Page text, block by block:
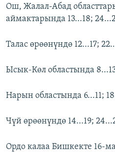
Ош, Жалал-Абад
аймактарында 13...18;
Талас өрөөнүндө 12...17;
Ысык-Көл областында
Нарын областында 6...11;
Чүй өрөөнүндө 14...19;
Ордо калаа Бишкекте 16-